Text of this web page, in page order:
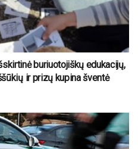
buriuotojiškų edukacijų,
ir prizų kupina šventė